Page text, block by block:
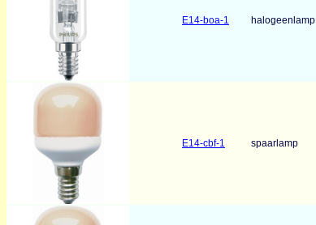
E14-boa-1 halogeenlamp
E14-cbf-1 spaarlamp